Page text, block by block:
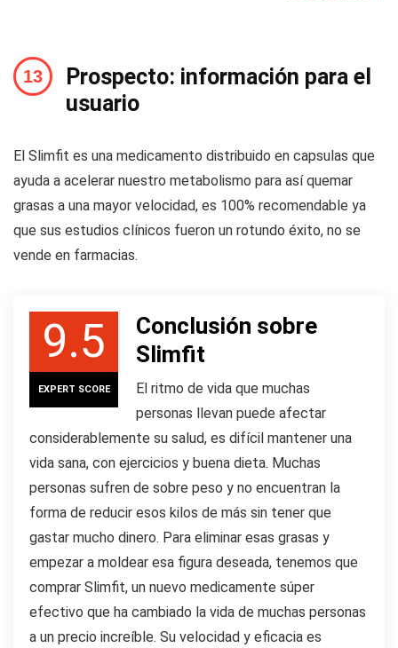
Prospecto: información para el
usuario
El Slimfit es una medicamento distribuido en capsulas que
ayuda a acelerar nuestro metabolismo para así quemar
grasas a una mayor velocidad, es 100% recomendable ya
que sus estudios clínicos fueron un rotundo éxito, no se
vende en farmacias.
9.5
EXPERT SCORE
Conclusión sobre
Slimfit
El ritmo de vida que muchas
personas llevan puede afectar
considerablemente su salud, es difícil mantener una
vida sana, con ejercicios y buena dieta. Muchas
personas sufren de sobre peso y no encuentran la
forma de reducir esos kilos de más sin tener que
gastar mucho dinero. Para eliminar esas grasas y
empezar a moldear esa figura deseada, tenemos que
comprar Slimfit, un nuevo medicamente súper
efectivo que ha cambiado la vida de muchas personas
a un precio increíble. Su velocidad y eficacia es